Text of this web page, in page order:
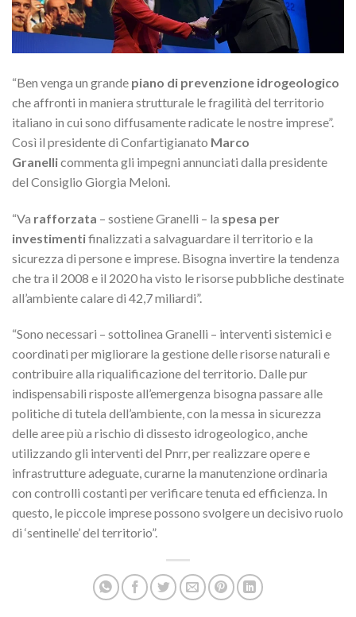
“Ben venga un grande piano di prevenzione idrogeologico
che affronti in maniera strutturale le fragilità del territorio
italiano in cui sono diffusamente radicate le nostre imprese”.
Così il presidente di Confartigianato Marco
Granellicommenta gli impegni annunciati dalla presidente
del Consiglio Giorgia Meloni.
“Va rafforzata – sostiene Granelli – la spesa per
investimentifinalizzati a salvaguardare il territorio e la
sicurezza di persone e imprese. Bisogna invertire la tendenza
che tra il 2008 e il 2020 ha visto le risorse pubbliche destinate
all’ambiente calare di 42,7 miliardi”.
“Sono necessari – sottolinea Granelli – interventi sistemici e
coordinati per migliorare la gestione delle risorse naturali e
contribuire alla riqualificazione del territorio. Dalle pur
indispensabili risposte all’emergenza bisogna passare alle
politiche di tutela dell’ambiente, con la messa in sicurezza
delle aree più a rischio di dissesto idrogeologico, anche
utilizzando gli interventi del Pnrr, per realizzare opere e
infrastrutture adeguate, curarne la manutenzione ordinaria
con controlli costanti per verificare tenuta ed efficienza. In
questo, le piccole imprese possono svolgere un decisivo ruolo
di ‘sentinelle’ del territorio”.